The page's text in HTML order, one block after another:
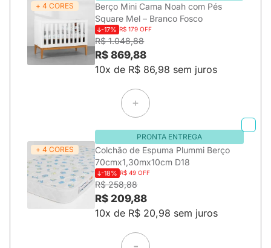
+ 4 CORES
Berço Mini Cama Noah com Pés
Square Mel – Branco Fosco
-17% R$ 179 OFF
R$ 1.048,88
R$ 869,88
10x de R$ 86,98 sem juros
+ 4 CORES
PRONTA ENTREGA
Colchão de Espuma Plummi Berço
70cmx1,30mx10cm D18
-18% R$ 49 OFF
R$ 258,88
R$ 209,88
10x de R$ 20,98 sem juros